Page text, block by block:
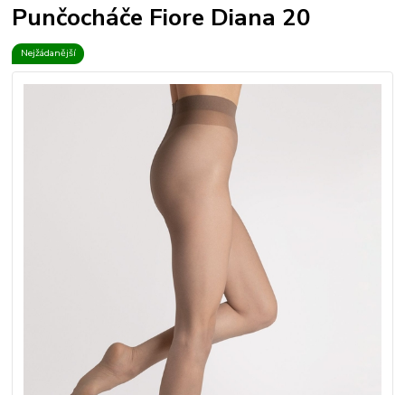
Punčocháče Fiore Diana 20
Nejžádanější